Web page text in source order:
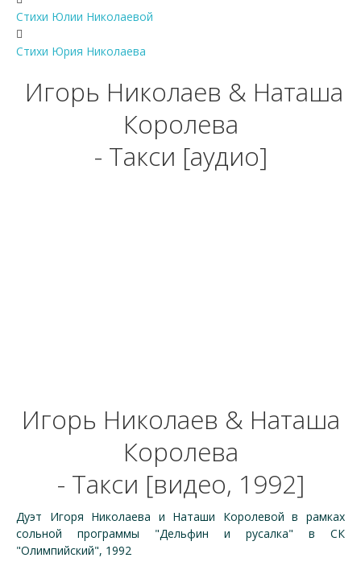
Стихи Юлии Николаевой
Стихи Юрия Николаева
Игорь Николаев & Наташа
Королева
- Такси [аудио]
Игорь Николаев & Наташа
Королева
- Такси [видео, 1992]
Дуэт Игоря Николаева и Наташи Королевой в рамках
сольной программы "Дельфин и русалка" в СК
"Олимпийский", 1992